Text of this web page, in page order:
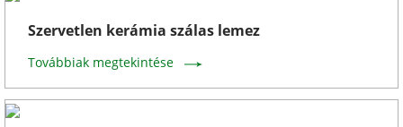
Szervetlen kerámia szálas lemez
Továbbiak megtekintése